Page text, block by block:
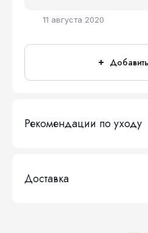
11 августа 2020
Рекомендации по уходу
Доставка